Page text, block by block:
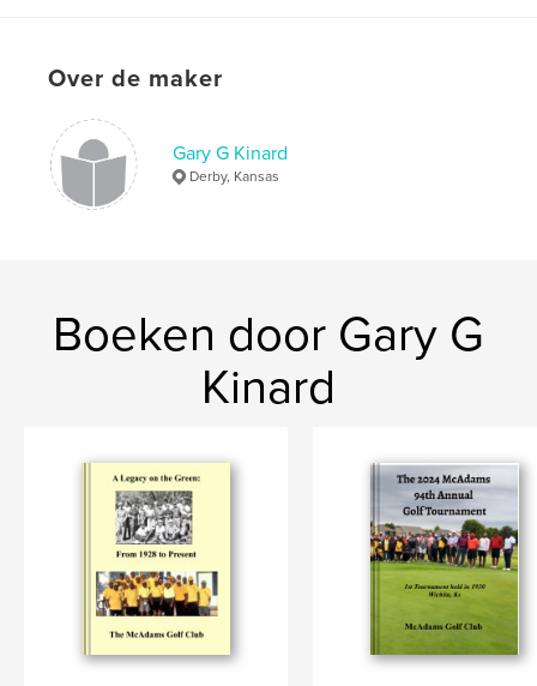
Datum publiceren:jan 11, 2020
TaalEnglish
Over de maker
Gary G Kinard
Derby, Kansas
Boeken door Gary G
Kinard